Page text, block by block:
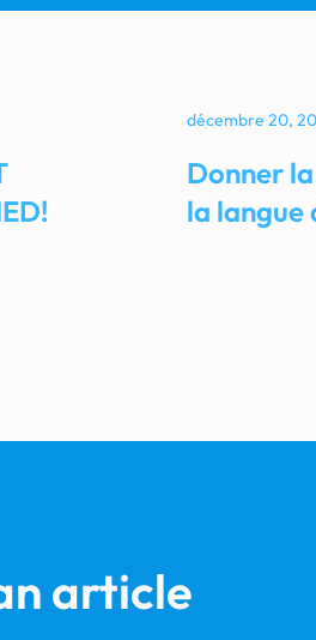
décembre 20,
Donner
la langue
article